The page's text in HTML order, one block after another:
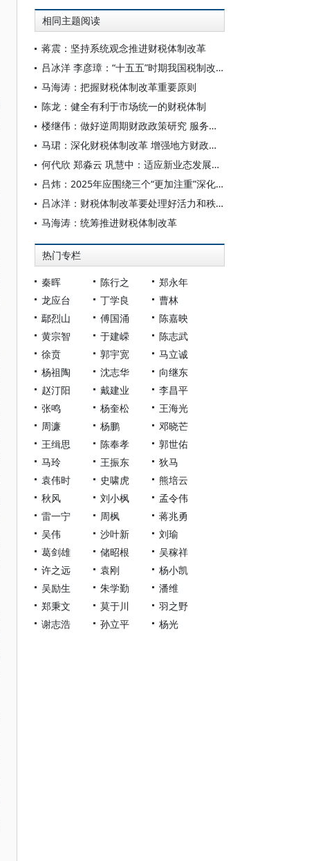
相同主题阅读
蒋震：坚持系统观念推进财税体制改革
吕冰洋 李彦璋：“十五五”时期我国税制改革
马海涛：把握财税体制改革重要原则
陈龙：健全有利于市场统一的财税体制
楼继伟：做好逆周期财政政策研究 服务新一轮财税体制改革
马珺：深化财税体制改革 增强地方财政能力
何代欣 郑淼云 巩慧中：适应新业态发展的税制优化：实践归纳、面临挑战与发展路径
吕炜：2025年应围绕三个“更加注重”深化财税体制改革
吕冰洋：财税体制改革要处理好活力和秩序的关系
马海涛：统筹推进财税体制改革
热门专栏
秦晖 陈行之
郑永年
龙应台
丁学良
曹林
鄢烈山
傅国涌
陈嘉映
黄宗智
于建嵘
陈志武
徐贲
郭宇宽
马立诚
杨祖陶
沈志华
向继东
赵汀阳
戴建业
李昌平
张鸣
杨奎松
王海光
周濂
杨鹏
邓晓芒
王缉思
陈奉孝
郭世佑
马玲
王振东
狄马
袁伟时
史啸虎
熊培云
秋风
刘小枫
孟令伟
雷一宁
周枫
蒋兆勇
吴伟
沙叶新
刘瑜
葛剑雄
储昭根
吴稼祥
许之远
袁刚
杨小凯
吴励生
朱学勤
潘维
郑秉文
莫于川
羽之野
谢志浩
孙立平 杨光